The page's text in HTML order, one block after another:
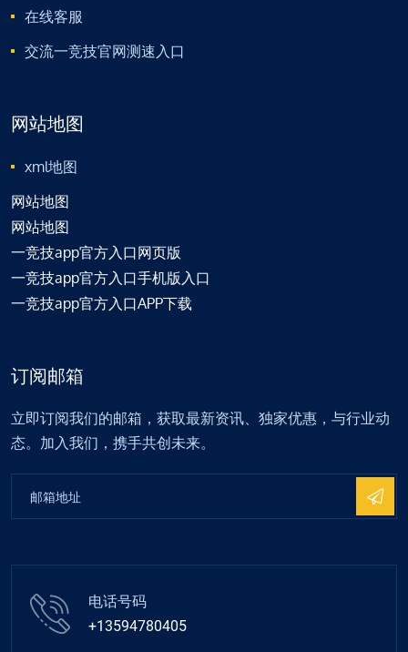
在线客服
交流一竞技官网测速入口
网站地图
xml地图
网站地图
网站地图
一竞技app官方入口网页版
一竞技app官方入口手机版入口
一竞技app官方入口APP下载
订阅邮箱
立即订阅我们的邮箱，获取最新资讯、独家优惠，与行业动
态。加入我们，携手共创未来。
电话号码
+13594780405